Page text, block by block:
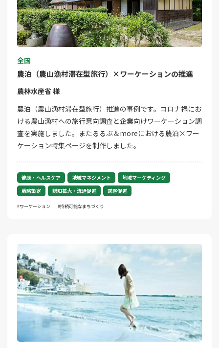
全国
農泊（農山漁村滞在型旅行）×ワーケーションの推進
農林水産省 様
農泊（農山漁村滞在型旅行）推進の事例です。コロナ禍にお
ける農山漁村への旅行意向調査と企業向けワーケーション調
査を実施しました。またるるぶ＆moreにおける農泊×ワー
ケーション特集ページを制作しました。
健康・ヘルスケア 地域マネジメント
地域マーケティング
戦略策定
認知拡大・流通促進 誘客促進
ワーケーション 持続可能なまちづくり